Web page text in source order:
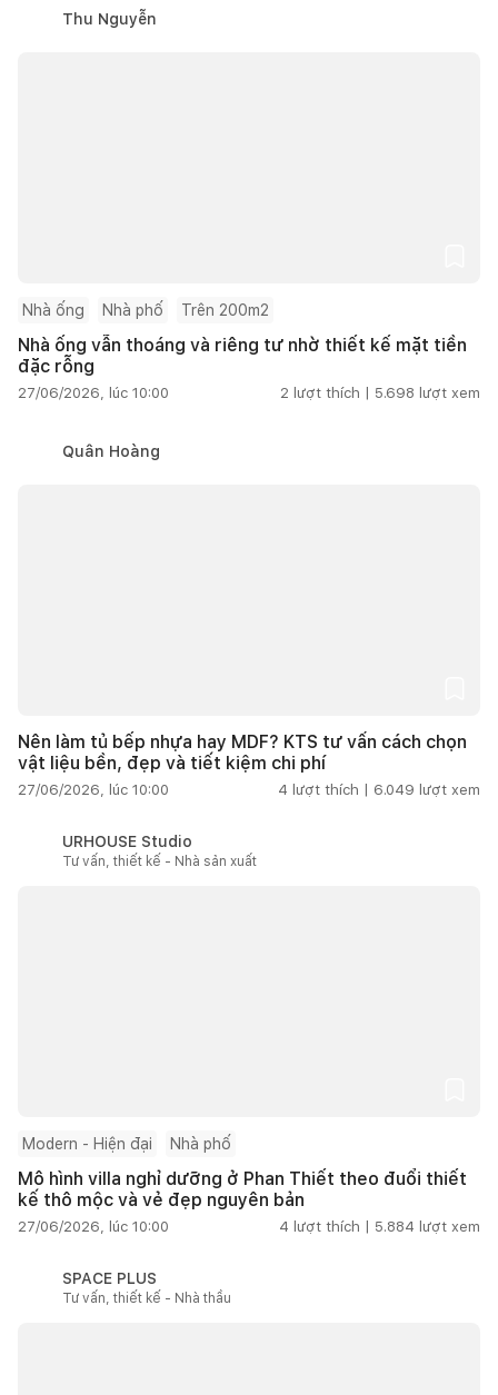
Thu Nguyễn
Nhà ống Nhà phố Trên 200m2
Nhà ống vẫn thoáng và riêng tư nhờ thiết kế mặt tiền
đặc rỗng
27/06/2026, lúc 10:00 2 lượt thích | 5.698 lượt xem
Quân Hoàng
Nên làm tủ bếp nhựa hay MDF? KTS tư vấn cách chọn
vật liệu bền, đẹp và tiết kiệm chi phí
27/06/2026, lúc 10:00 4 lượt thích | 6.049 lượt xem
URHOUSE Studio
Tư vấn, thiết kế - Nhà sản xuất
Modern - Hiện đại Nhà phố
Mô hình villa nghỉ dưỡng ở Phan Thiết theo đuổi thiết
kế thô mộc và vẻ đẹp nguyên bản
27/06/2026, lúc 10:00 4 lượt thích | 5.884 lượt xem
SPACE PLUS
Tư vấn, thiết kế - Nhà thầu